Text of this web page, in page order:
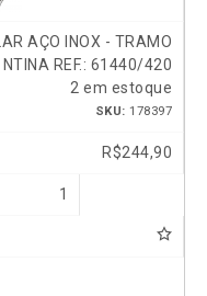
AÇO INOX - TRAMO
NTINA REF.: 61440/420
2 em estoque
SKU: 178397
R$244,90
1